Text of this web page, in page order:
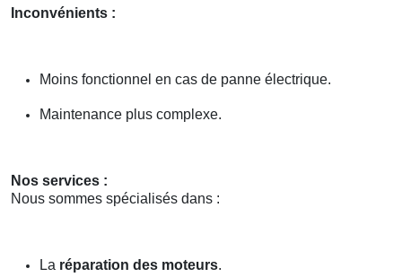
Inconvénients :
Moins fonctionnel en cas de panne électrique.
Maintenance plus complexe.
Nos services :
Nous sommes spécialisés dans :
La réparation des moteurs.